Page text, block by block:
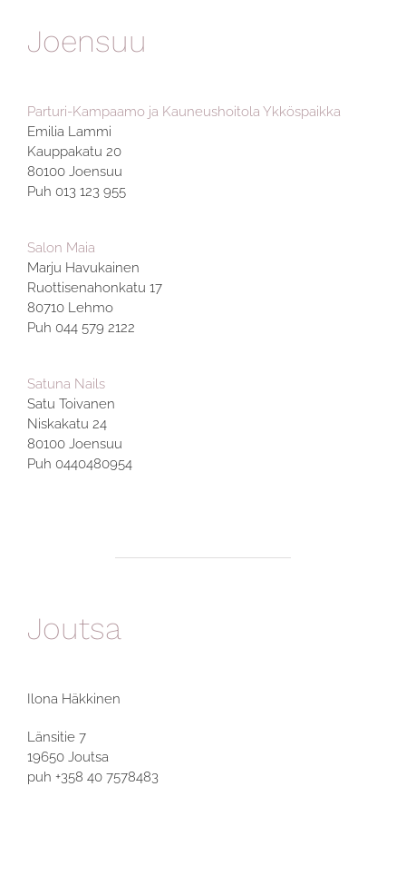
Joensuu
Parturi-Kampaamo ja Kauneushoitola Ykköspaikka
Emilia Lammi
Kauppakatu 20
80100 Joensuu
Puh 013 123 955
Salon Maia
Marju Havukainen
Ruottisenahonkatu 17
80710 Lehmo
Puh 044 579 2122
Satuna Nails
Satu Toivanen
Niskakatu 24
80100 Joensuu
Puh 0440480954
Joutsa
Ilona Häkkinen
Länsitie 7
19650 Joutsa
puh +358 40 7578483